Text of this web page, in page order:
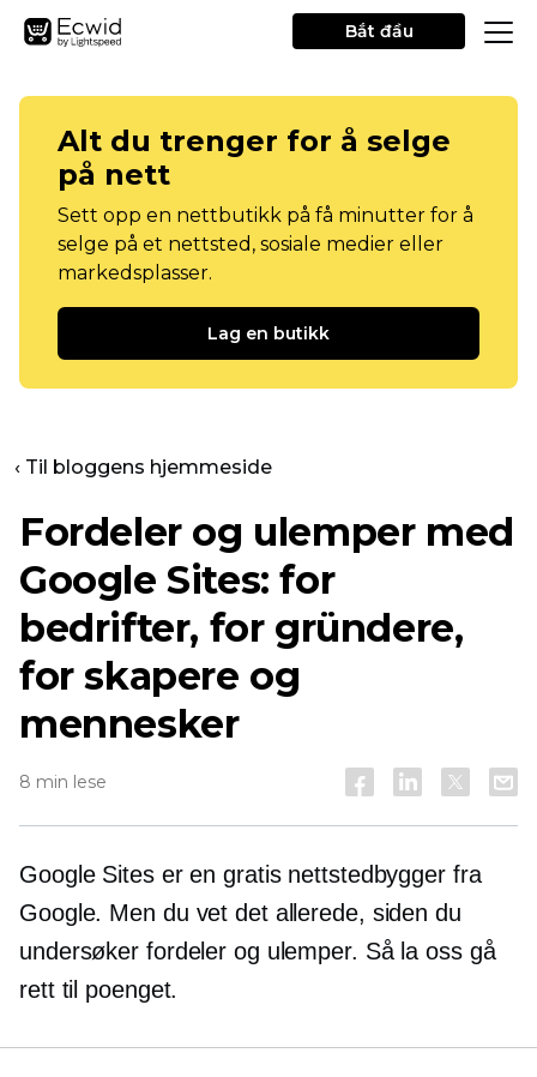
Bắt đầu
Alt du trenger for å selge
på nett
Sett opp en nettbutikk på få minutter for å
selge på et nettsted, sosiale medier eller
markedsplasser.
Lag en butikk
‹ Til bloggens hjemmeside
Fordeler og ulemper med
Google Sites: for
bedrifter, for gründere,
for skapere og
mennesker
8 min lese
Google Sites er en gratis nettstedbygger fra
Google. Men du vet det allerede, siden du
undersøker fordeler og ulemper. Så la oss gå
rett til poenget.